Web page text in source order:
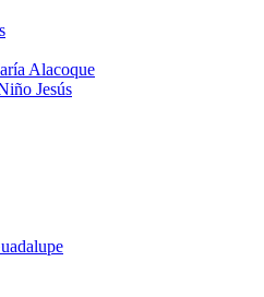
Alacoque
Jesús